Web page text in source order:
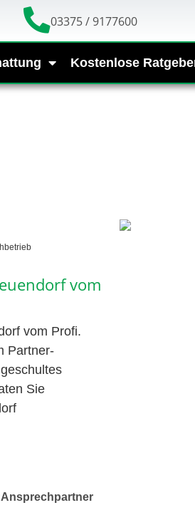
03375 / 9177600
Kostenlose
vom
vom Profi.
Partner-
Sie
Ansprechpartner